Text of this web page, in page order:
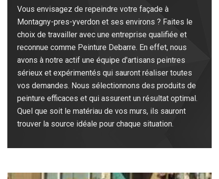
Vous envisagez de repeindre votre façade à
Montagny-pres-yverdon et ses environs ? Faites le
choix de travailler avec une entreprise qualifiée et
reconnue comme Peinture Debarre. En effet, nous
avons à notre actif une équipe d'artisans peintres
sérieux et expérimentés qui sauront réaliser toutes
vos demandes. Nous sélectionnons des produits de
peinture efficaces et qui assurent un résultat optimal.
Quel que soit le matériau de vos murs, ils sauront
trouver la source idéale pour chaque situation.